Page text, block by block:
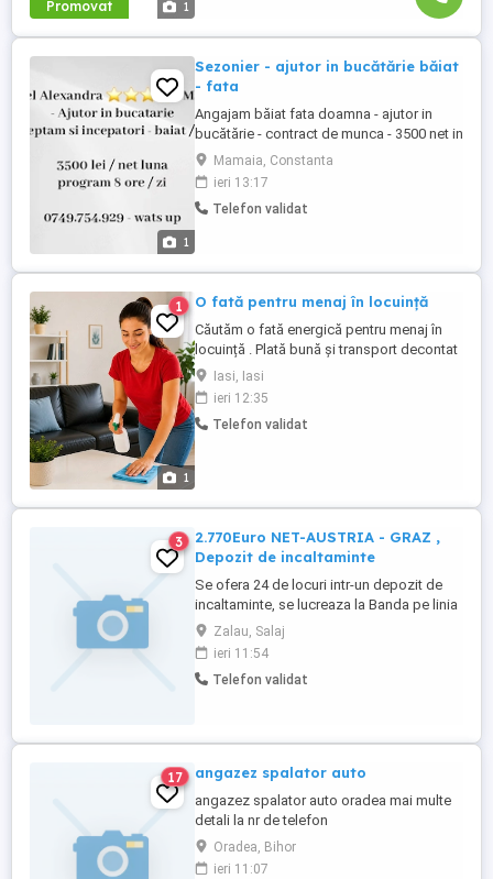
Promovat 1
1
Sezonier - ajutor in bucătărie băiat
- fata
Angajam băiat fata doamna - ajutor in
bucătărie - contract de munca - 3500 net in
mana - sezonier - program 8 ore zi pentru
mai multe detalii - contactați-ma la
numărul din poza de profil.
Mamaia, Constanta
ieri 13:17
Telefon validat
1
1 O fată pentru menaj în locuință
Căutăm o fată energică pentru menaj în
locuință . Plată bună și transport decontat
.
Iasi, Iasi
ieri 12:35
Telefon validat
3
2.770Euro NET-AUSTRIA - GRAZ ,
Depozit de incaltaminte
Se ofera 24 de locuri intr-un depozit de
incaltaminte, se lucreaza la Banda pe linia
controlului calitati , ambalare si etichetare.
Cazarea este asigurata de catre Angajator
in mod Gratuit dar platit lunar doar
Utilitatile(facturi) - Apartamente de 1-3
Zalau, Salaj
ieri 11:54
Telefon validat
17 angazez spalator auto
angazez spalator auto oradea mai multe
detali la nr de telefon
Oradea, Bihor
ieri 11:07